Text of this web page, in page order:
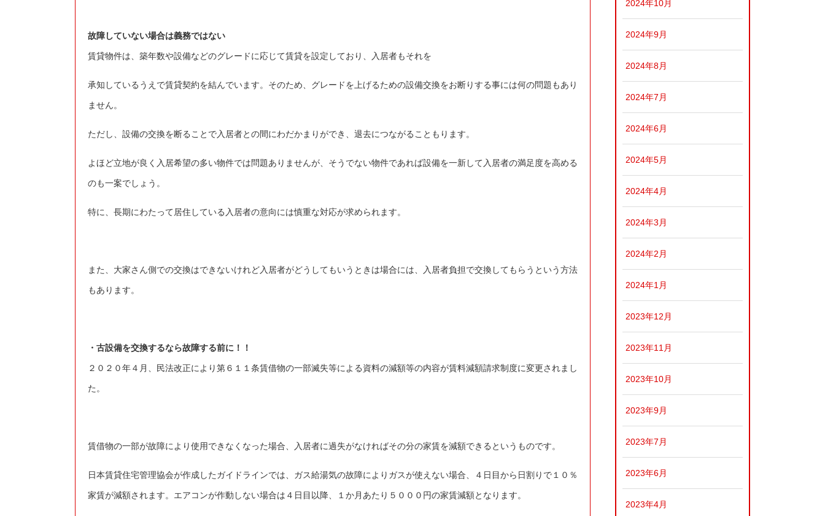
故障していない場合は義務ではない
賃貸物件は、築年数や設備などのグレードに応じて賃貸を設定しており、入居者もそれを
承知しているうえで賃貸契約を結んでいます。そのため、グレードを上げるための設備交換をお断りする事には何の問題もあり
ません。
ただし、設備の交換を断ることで入居者との間にわだかまりができ、退去につながることもります。
よほど立地が良く入居希望の多い物件では問題ありませんが、そうでない物件であれば設備を一新して入居者の満足度を高める
のも一案でしょう。
特に、長期にわたって居住している入居者の意向には慎重な対応が求められます。
また、大家さん側での交換はできないけれど入居者がどうしてもいうときは場合には、入居者負担で交換してもらうという方法
もあります。
・古設備を交換するなら故障する前に！！
２０２０年４月、民法改正により第６１１条賃借物の一部滅失等による資料の減額等の内容が賃料減額請求制度に変更されまし
た。
賃借物の一部が故障により使用できなくなった場合、入居者に過失がなければその分の家賃を減額できるというものです。
日本賃貸住宅管理協会が作成したガイドラインでは、ガス給湯気の故障によりガスが使えない場合、４日目から日割りで１０％
家賃が減額されます。エアコンが作動しない場合は４日目以降、１か月あたり５０００円の家賃減額となります。
2024年10月
2024年9月
2024年8月
2024年7月
2024年6月
2024年5月
2024年4月
2024年3月
2024年2月
2024年1月
2023年12月
2023年11月
2023年10月
2023年9月
2023年7月
2023年6月
2023年4月